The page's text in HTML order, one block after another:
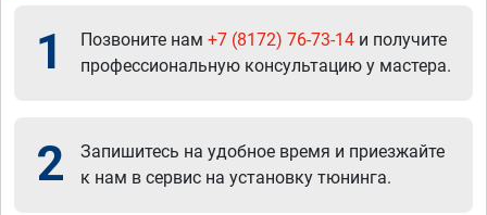
1 Позвоните нам +7 (8172) 76-73-14 и получите
профессиональную консультацию у мастера.
2
Запишитесь на удобное время и приезжайте
к нам в сервис на установку тюнинга.